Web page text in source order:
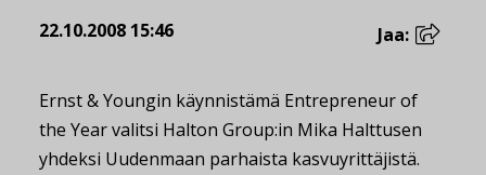
22.10.2008 15:46 Jaa:
Ernst & Youngin käynnistämä Entrepreneur of
the Year valitsi Halton Group:in Mika Halttusen
yhdeksi Uudenmaan parhaista kasvuyrittäjistä.